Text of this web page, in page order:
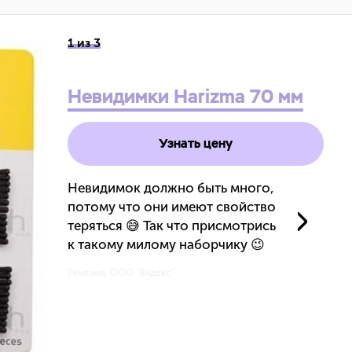
1 из 3
Невидимки Harizma 70 мм
Узнать цену
Невидимок должно быть много,
потому что они имеют свойство
теряться 😅 Так что присмотрись
к такому милому наборчику 😉